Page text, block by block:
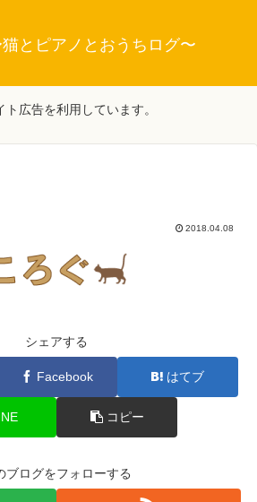
とピアノとおうちログ〜
広告を利用しています。
2018.04.08
シェアする
Facebook はてブ
コピー
ブログをフォローする